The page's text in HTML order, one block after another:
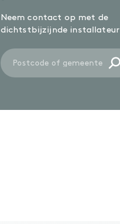
Neem contact op met de
dichtstbijzijnde installateur